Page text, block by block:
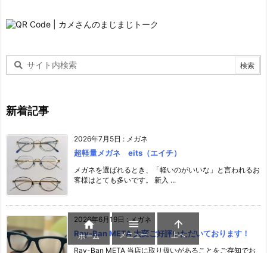
新着記事
2026年7月5日 : メガネ
超軽量メガネ eits（エイチ）
メガネを選ばれるとき、「軽いのがいいな」と言われるお
客様はとても多いです。 新入 ...
2026年6月19日 :メガネ
Ray-Ban META 大変ご好評いただいております！
Ray-Ban META 当店に取り扱いがあることをご存知でお

ホーム

メニュー

上へ